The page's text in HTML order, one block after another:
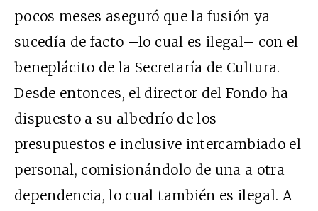
pocos meses aseguró que la fusión ya
sucedía de facto –lo cual es ilegal– con el
beneplácito de la Secretaría de Cultura.
Desde entonces, el director del Fondo ha
dispuesto a su albedrío de los
presupuestos e inclusive intercambiado el
personal, comisionándolo de una a otra
dependencia, lo cual también es ilegal. A